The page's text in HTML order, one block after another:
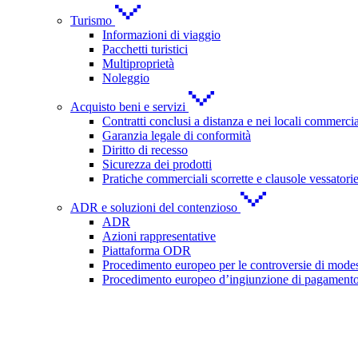
Turismo
Informazioni di viaggio
Pacchetti turistici
Multiproprietà
Noleggio
Acquisto beni e servizi
Contratti conclusi a distanza e nei locali
Garanzia legale di conformità
Diritto di recesso
Sicurezza dei prodotti
Pratiche commerciali scorrette e clausole vessatorie
ADR e soluzioni del contenzioso
ADR
Azioni rappresentative
Piattaforma ODR
Procedimento europeo per le controversie di
Procedimento europeo d’ingiunzione di